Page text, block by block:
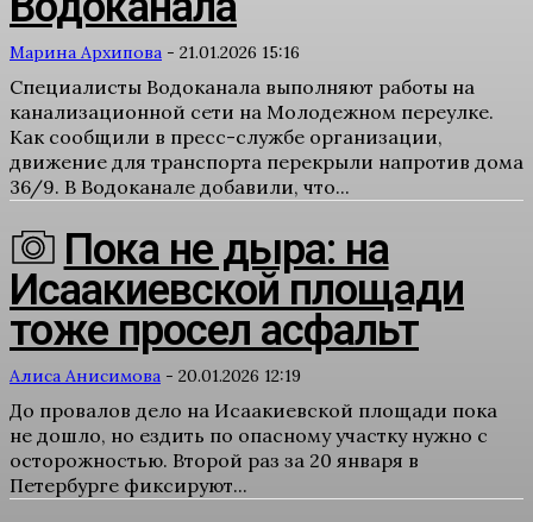
Марина Архипова - 21.01.2026 15:16
Специалисты Водоканала выполняют работы на
канализационной сети на Молодежном переулке.
Как сообщили в пресс-службе организации,
движение для транспорта перекрыли напротив дома
36/9. В Водоканале добавили, что...
Пока не дыра: на
Исаакиевской площади
тоже просел асфальт
Алиса Анисимова - 20.01.2026 12:19
До провалов дело на Исаакиевской площади пока
не дошло, но ездить по опасному участку нужно с
осторожностью. Второй раз за 20 января в
Петербурге фиксируют...